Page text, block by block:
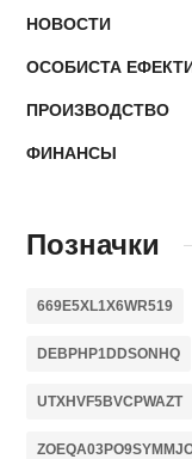
НОВОСТИ
ОСОБИСТА
ПРОИЗВОДСТВО
ФИНАНСЫ
Позначки
669E5XL1X6WR519
DEBPHP1DDSONHQ
UTXHVF5BVCPWAZT